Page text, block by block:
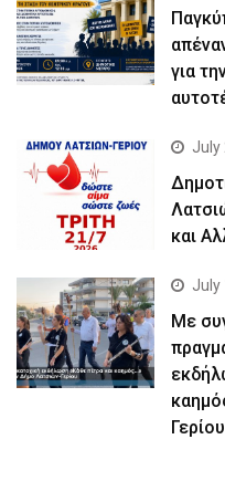
για
July
και
July
Με
Γερίου